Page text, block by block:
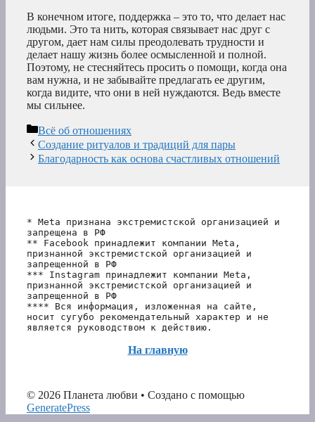
В конечном итоге, поддержка – это то, что делает нас
людьми. Это та нить, которая связывает нас друг с
другом, дает нам силы преодолевать трудности и
делает нашу жизнь более осмысленной и полной.
Поэтому, не стесняйтесь просить о помощи, когда она
вам нужна, и не забывайте предлагать ее другим,
когда видите, что они в ней нуждаются. Ведь вместе
мы сильнее.
Рубрики
Всё об отношениях
Создание ритуалов и традиций для пары
Благодарность как основа счастливых отношений
* Meta признана экстремистской организацией и
запрещена в РФ
** Facebook принадлежит компании Meta,
признанной экстремистской организацией и
запрещенной в РФ
*** Instagram принадлежит компании Meta,
признанной экстремистской организацией и
запрещенной в РФ
**** Вся информация, изложенная на сайте,
носит сугубо рекомендательный характер и не
является руководством к действию.
На главную
© 2026 Планета любви • Создано с помощью
GeneratePress